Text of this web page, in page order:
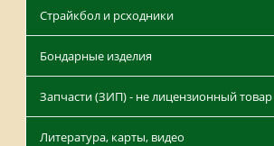
Страйкбол и рсходники
Бондарные изделия
Запчасти (ЗИП) - не лицензионный товар
Литература, карты, видео